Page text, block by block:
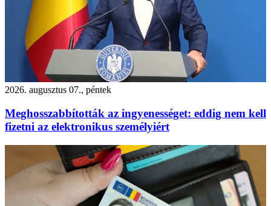
2026. augusztus 07., péntek
Meghosszabbították az ingyenességet: eddig nem kell
fizetni az elektronikus személyiért